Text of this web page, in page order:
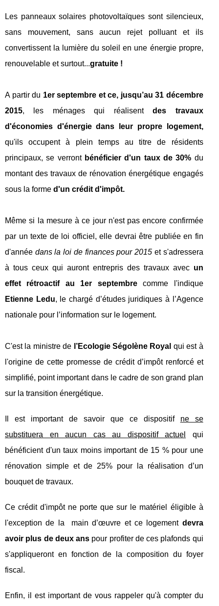
Les panneaux solaires photovoltaïques sont silencieux,
sans mouvement, sans aucun rejet polluant et ils
convertissent la lumière du soleil en une énergie propre,
renouvelable et surtout...gratuite !
A partir du 1er septembre et ce, jusqu’au 31 décembre
2015, les ménages qui réalisentdes travaux
d'économies d'énergie dans leur propre logement,
qu'ils occupent à plein temps au titre de résidents
principaux, se verront bénéficier d'un taux de 30% du
montant des travaux de rénovation énergétique engagés
sous la forme d'un crédit d'impôt.
Même si la mesure à ce jour n'est pas encore confirmée
par un texte de loi officiel, elle devrai être publiée en fin
d'année dans la loi de finances pour 2015 et s'adressera
à tous ceux qui auront entrepris des travaux avec un
effet rétroactif au 1er septembrecomme l'indique
Etienne Ledu, le chargé d’études juridiques à l’Agence
nationale pour l’information sur le logement.
C'est la ministre de l’Ecologie Ségolène Royal qui est à
l'origine de cette promesse de crédit d’impôt renforcé et
simplifié, point important dans le cadre de son grand plan
sur la transition énergétique.
Il est important de savoir que ce dispositif ne se
substituera en aucun cas au dispositif actuel
qui
bénéficient d'un taux moins important de 15 % pour une
rénovation simple et de 25% pour la réalisation d’un
bouquet de travaux.
Ce crédit d'impôt ne porte que sur le matériel éligible à
l'exception de la main d’œuvre et ce logement devra
avoir plus de deux ans pour profiter de ces plafonds qui
s'appliqueront en fonction de la composition du foyer
fiscal.
Enfin, il est important de vous rappeler qu'à compter du